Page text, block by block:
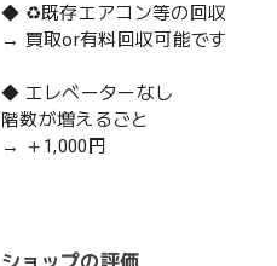
◆ ♻️既存エアコン等の回収
→ 買取or有料回収可能です
◆ エレベーターなし
階数が増えるごと
→ ＋1,000円